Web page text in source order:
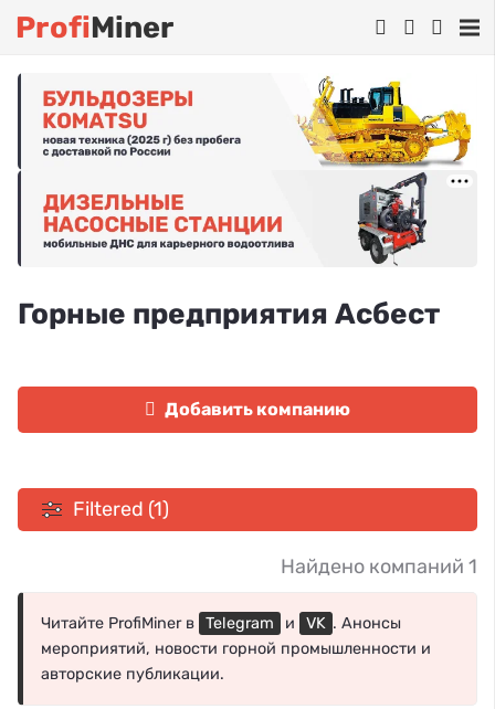
ProfiMiner
Горные предприятия Асбест
Добавить компанию
Filtered (1)
Найдено компаний 1
Читайте ProfiMiner в Telegram и VK . Анонсы
мероприятий, новости горной промышленности и
авторские публикации.